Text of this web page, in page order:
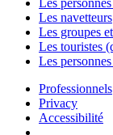
Les
Les navetteurs
Les groupes
Les touristes
Les
Professionnels
Privacy
Accessibilité